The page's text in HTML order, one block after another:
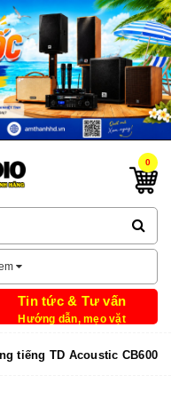
0
Tin tức & Tư vấn
Hướng dẫn, mẹo vặt
tiếng TD Acoustic CB600